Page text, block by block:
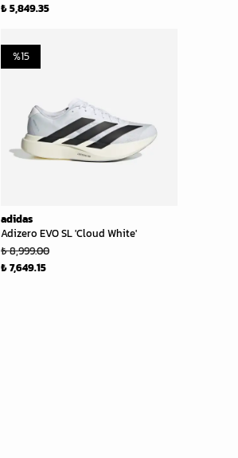
₺ 5,849.35
adidas
Adizero EVO SL 'Cloud White'
%15
₺ 8,999.00
₺ 7,649.15